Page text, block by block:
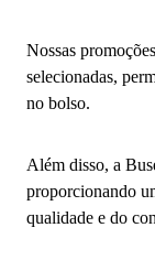
Nossas
selecionadas,
no bolso.
Além disso, a
proporcionando
qualidade e do